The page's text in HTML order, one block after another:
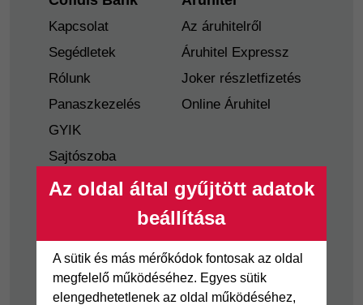
Az oldal által gyűjtött adatok
beállítása
A sütik és más mérőkódok fontosak az oldal
megfelelő működéséhez. Egyes sütik
elengedhetetlenek az oldal működéséhez,
Kapcsolat
Segédletek
Rólunk
Panaszkezelés
GYIK
Sajtószoba
Nyilvánosságra
Visszaélés-bejelentés
Tájékoztató
fogyatékkal élő
ügyfelek részére
Az áruhitelről
Áruhitel Expressz
Joker részletfizetés
Online Áruhitel